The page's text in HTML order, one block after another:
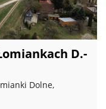
D.-
Dolne,